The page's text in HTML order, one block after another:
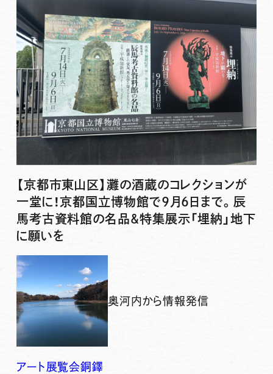
【京都市東山区】灘の酒蔵のコレクションが
一堂に！京都国立博物館で9月6日まで。辰
馬考古資料館の名品&特集展示「埋納」地下
に願いを
奥河内から情報発信
アート 展覧会銅鐸